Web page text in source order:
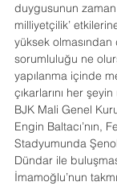
duygusunun zaman
milliyetçilik’
yüksek olmasından
sorumluluğu ne
yapılanma içinde
çıkarlarını her
BJK Mali Genel
Engin Baltacı’nın,
Stadyumunda
Dündar ile
İmamoğlu’nun